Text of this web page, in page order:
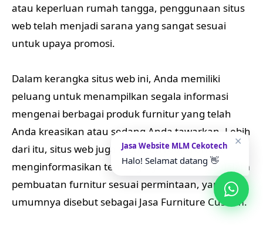
atau keperluan rumah tangga, penggunaan situs
web telah menjadi sarana yang sangat sesuai
untuk upaya promosi.
Dalam kerangka situs web ini, Anda memiliki
peluang untuk menampilkan segala informasi
mengenai berbagai produk furnitur yang telah
Anda kreasikan atau sedang Anda tawarkan. Lebih
dari itu, situs web juga memberi ruang untuk
menginformasikan tentang layanan khusus dalam
pembuatan furnitur sesuai permintaan, yang
umumnya disebut sebagai Jasa Furniture Custom.
✕
Jasa Website MLM Cekotech
Halo! Selamat datang 👋